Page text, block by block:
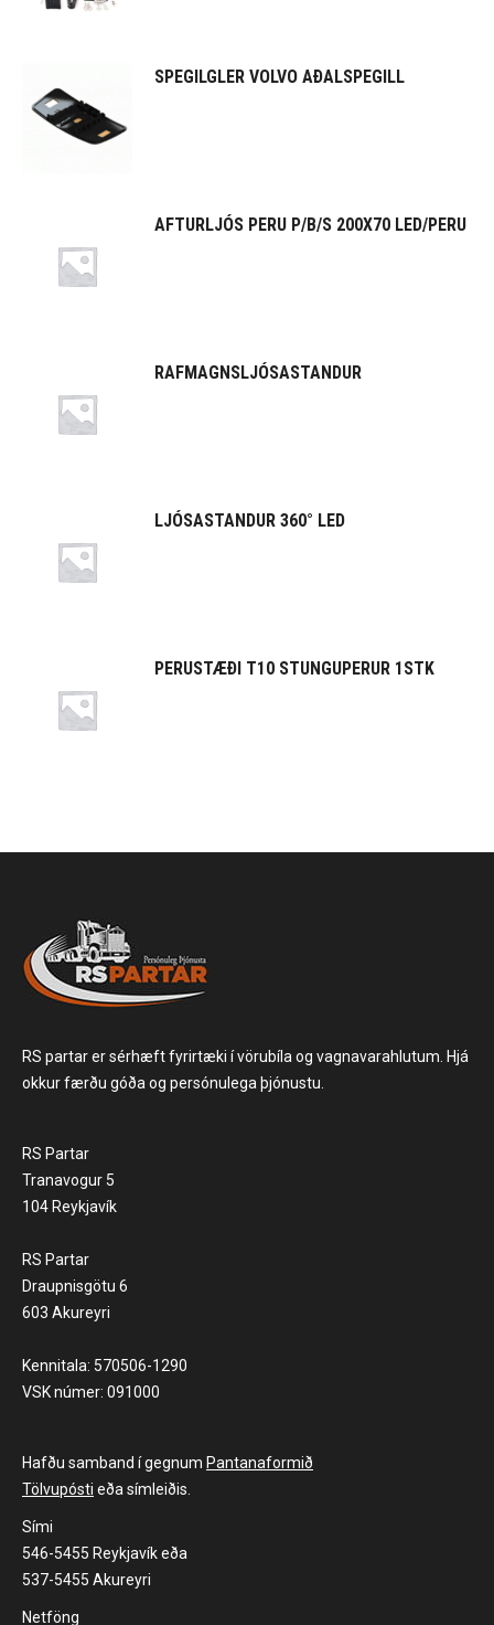
SPEGILGLER VOLVO AÐALSPEGILL
AFTURLJÓS PERU P/B/S 200X70 LED/PERU
RAFMAGNSLJÓSASTANDUR
LJÓSASTANDUR 360° LED
PERUSTÆÐI T10 STUNGUPERUR 1STK
RS partar er sérhæft fyrirtæki í vörubíla og vagnavarahlutum. Hjá
okkur færðu góða og persónulega þjónustu.
RS Partar
Tranavogur 5
104 Reykjavík
RS Partar
Draupnisgötu 6
603 Akureyri
Kennitala: 570506-1290
VSK númer: 091000
Hafðu samband í gegnum Pantanaformið
Tölvupósti eða símleiðis.
Sími
546-5455 Reykjavík eða
537-5455 Akureyri
Netföng